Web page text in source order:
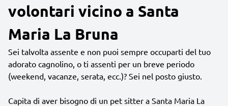
volontari vicino a Santa
Maria La Bruna
Sei talvolta assente e non puoi sempre occuparti del tuo
adorato cagnolino, o ti assenti per un breve periodo
(weekend, vacanze, serata, ecc.)? Sei nel posto giusto.
Capita di aver bisogno di un pet sitter a Santa Maria La